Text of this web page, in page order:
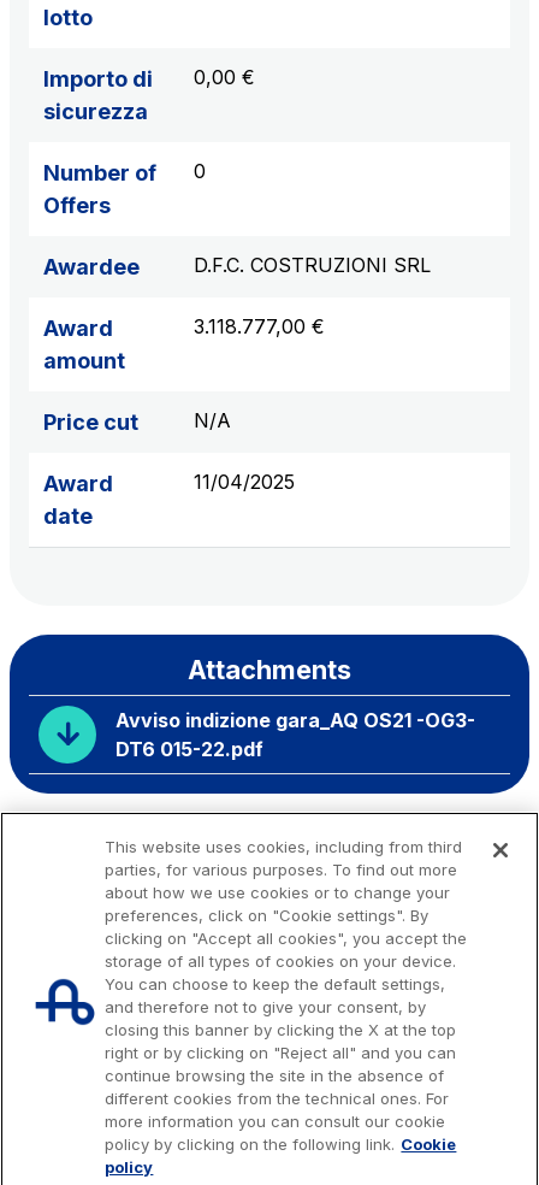
lotto
Importo di
sicurezza
0,00 €
Number of
Offers
0
Awardee D.F.C. COSTRUZIONI SRL
Award
amount
3.118.777,00 €
Price cut N/A
Award
date
11/04/2025
Attachments
Avviso indizione gara_AQ OS21 -OG3-
DT6 015-22.pdf
Issued capital € 622.027.000,00, fully paid-up.
Tax code, VAT number and Rome Companies' Register no. 07516911000
This website uses cookies, including from third
parties, for various purposes. To find out more
about how we use cookies or to change your
preferences, click on "Cookie settings". By
clicking on "Accept all cookies", you accept the
storage of all types of cookies on your device.
You can choose to keep the default settings,
and therefore not to give your consent, by
closing this banner by clicking the X at the top
right or by clicking on "Reject all" and you can
continue browsing the site in the absence of
different cookies from the technical ones. For
more information you can consult our cookie
policy by clicking on the following link. Cookie
policy